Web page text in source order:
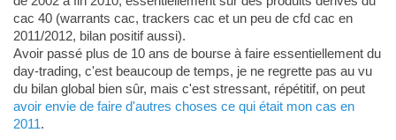
cac 40 (warrants cac, trackers cac et un peu de cfd cac en
2011/2012, bilan positif aussi).
Avoir passé plus de 10 ans de bourse à faire essentiellement du
day-trading, c'est beaucoup de temps, je ne regrette pas au vu
du bilan global bien sûr, mais c'est stressant, répétitif, on peut
avoir envie de faire d'autres choses ce qui était mon cas en
2011.